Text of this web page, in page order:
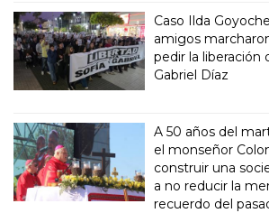
Caso Ilda
amigos
pedir la liberación
Gabriel Díaz
A 50 años del
el monseñor
construir una
a no reducir la
recuerdo del